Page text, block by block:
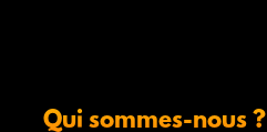
Qui sommes-nous ?